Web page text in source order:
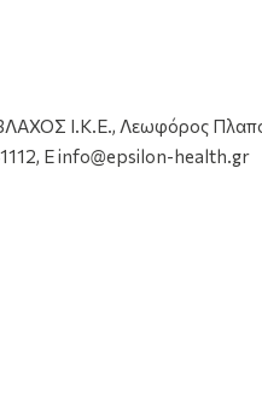
I.K.Ε., Λεωφόρος
E info@epsilon-health.gr
Rinse
Διάλυμα
Epsilon
Panthexyl